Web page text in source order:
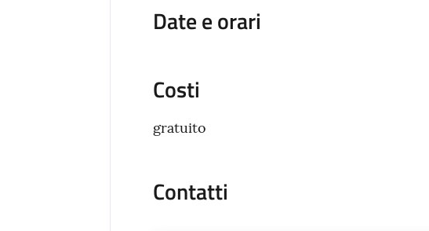
Date e orari
Costi
gratuito
Contatti